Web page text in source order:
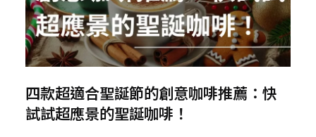
四款超適合聖誕節的創意咖啡推薦：快
試試超應景的聖誕咖啡！